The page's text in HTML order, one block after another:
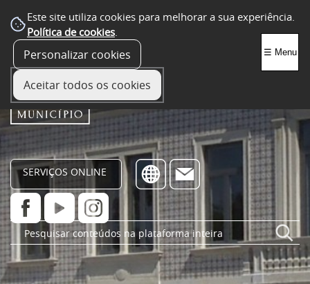
Este site utiliza cookies para melhorar a sua experiência.
Política de cookies.
Personalizar cookies
Aceitar todos os cookies
SERVIÇOS ONLINE
☰ Menu